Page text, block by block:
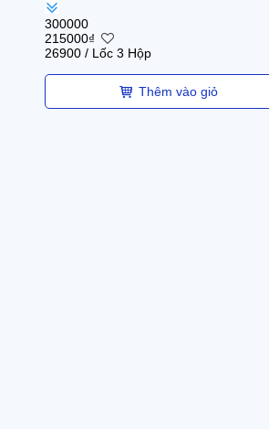
300000
215000₫
26900 / Lốc 3 Hộp
Thêm vào giỏ